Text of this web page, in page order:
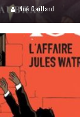
Noé Gaillard